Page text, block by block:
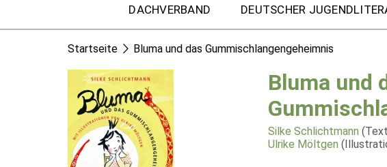
DACHVERBAND DEUTSCHER
Startseite Bluma und das Gummischlangengeheimnis
Bluma und
Silke Schlichtmann
Ulrike Möltgen